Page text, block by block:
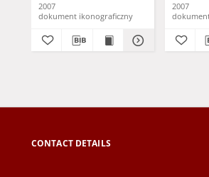
2007
dokument ikonograficzny
2007
CONTACT DETAILS